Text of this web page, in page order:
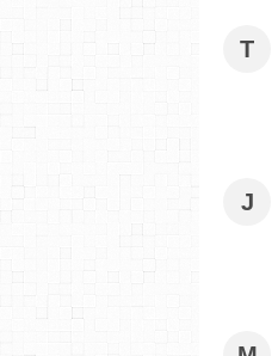
T
J